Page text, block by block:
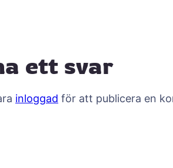
ett svar
inloggad för att publicera en